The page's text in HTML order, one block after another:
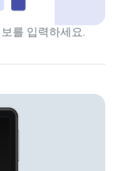
By
for cross-
future of
를 입력하세요.